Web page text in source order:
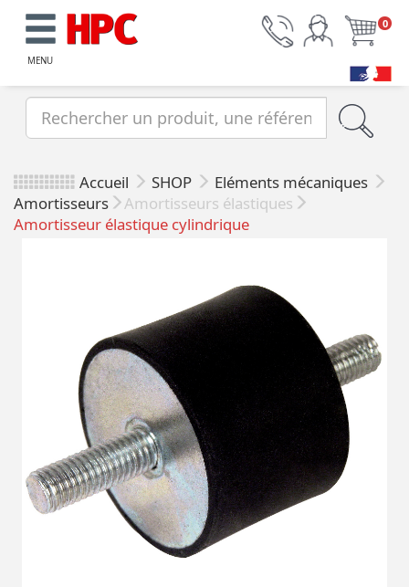
MENU
0
Accueil SHOP
Eléments mécaniques
Amortisseurs
Amortisseurs élastiques
Amortisseur élastique cylindrique